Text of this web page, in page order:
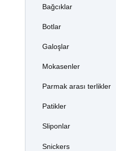
Bağcıklar
Botlar
Galoşlar
Mokasenler
Parmak arası terlikler
Patikler
Sliponlar
Snickers